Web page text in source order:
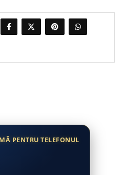
PENTRU TELEFONUL